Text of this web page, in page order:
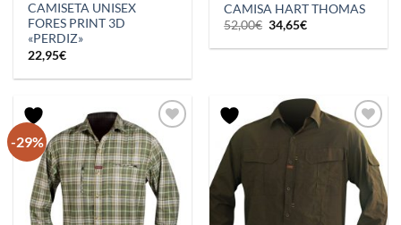
CAMISETA UNISEX
FORES PRINT 3D
«PERDIZ»
22,95€
CAMISA HART THOMAS
52,00€ El
precio
original
34,65€El
actual
-29%